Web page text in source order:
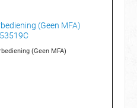
(Geen MFA)
(Geen MFA)